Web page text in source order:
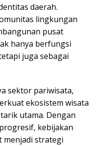
daerah.
lingkungan
pusat
hanya berfungsi
juga sebagai
sektor pariwisata,
ekosistem wisata
utama. Dengan
kebijakan
menjadi strategi